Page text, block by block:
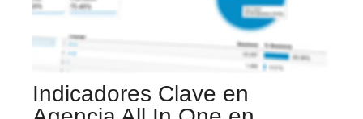
Indicadores Clave en